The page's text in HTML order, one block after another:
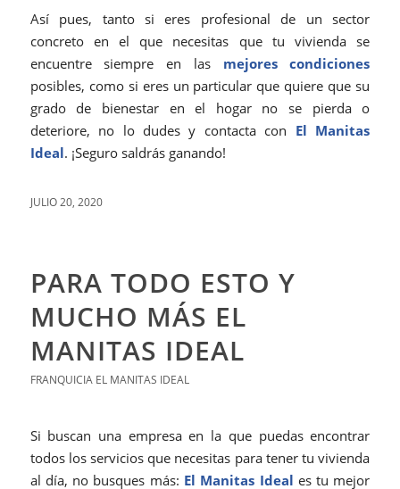
Así pues, tanto si eres profesional de un sector
concreto en el que necesitas que tu vivienda se
encuentre siempre en las mejores condiciones
posibles, como si eres un particular que quiere que su
grado de bienestar en el hogar no se pierda o
deteriore, no lo dudes y contacta con El Manitas
Ideal. ¡Seguro saldrás ganando!
JULIO 20, 2020
PARA TODO ESTO Y
MUCHO MÁS EL
MANITAS IDEAL
FRANQUICIA EL MANITAS IDEAL
Si buscan una empresa en la que puedas encontrar
todos los servicios que necesitas para tener tu vivienda
al día, no busques más: El Manitas Ideal es tu mejor